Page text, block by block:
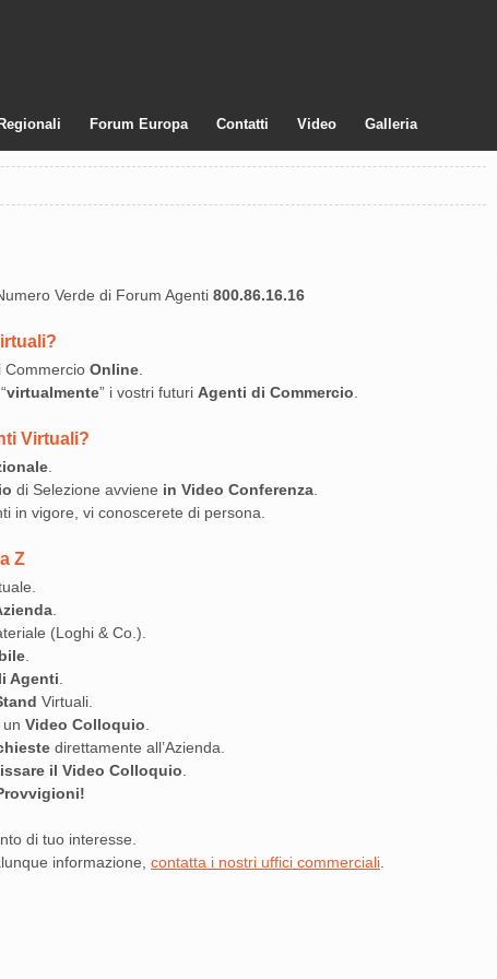
Forum Europa Contatti Video Galleria
Verde di Forum Agenti 800.86.16.16
Commercio Online
“virtualmente” i vostri futuri Agenti di Commercio
Virtuali?
di Selezione avviene in Video Conferenza
in vigore, vi conoscerete di persona.
Z
(Loghi & Co.).
Agenti
Virtuali.
un Video Colloquio
direttamente all’Azienda.
il Video Colloquio
di tuo interesse.
informazione, contatta i nostri uffici commerciali